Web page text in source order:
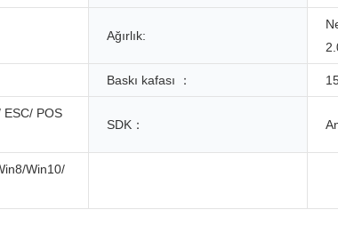
Ağırlık:
Baskı kafası ：
ESC/ POS
SDK：
Win10/